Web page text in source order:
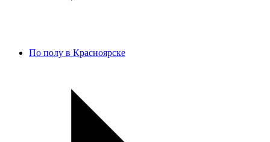
По полу в Красноярске